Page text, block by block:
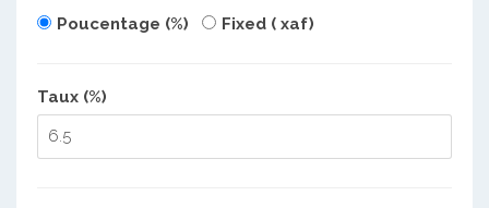
Poucentage (%) Fixed ( xaf)
Taux (%)